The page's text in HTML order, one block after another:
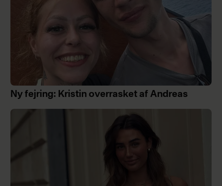
Ny fejring: Kristin overrasket af Andreas